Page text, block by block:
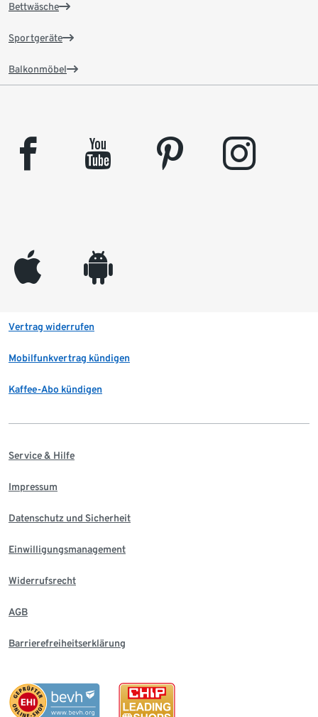
Bettwäsche
Sportgeräte
Balkonmöbel
facebook youtube pinterest instagram
appleinc android
Vertrag widerrufen
Mobilfunkvertrag kündigen
Kaffee-Abo kündigen
Service & Hilfe
Impressum
Datenschutz und Sicherheit
Einwilligungsmanagement
Widerrufsrecht
AGB
Barrierefreiheitserklärung